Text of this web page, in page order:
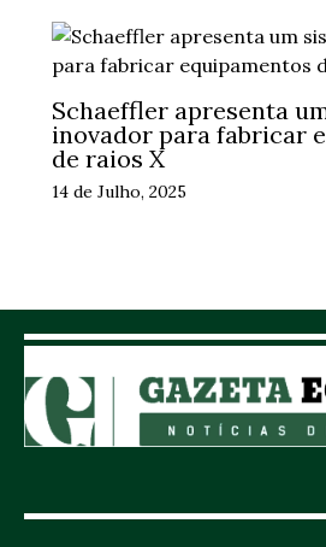
Schaeffler apresenta
inovador para fabricar
de raios X
14 de Julho, 2025